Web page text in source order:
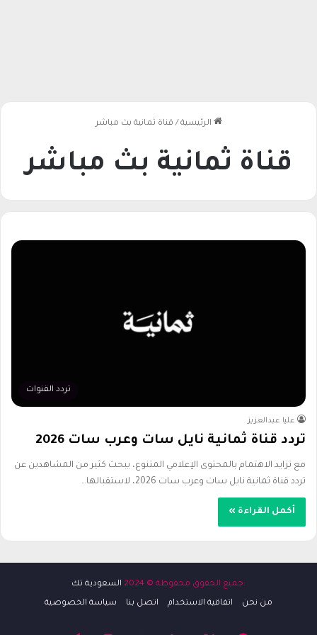
الرئيسية / قناة ثمانية بث مباشر
قناة ثمانية بث مباشر
تردد القنوات
عليا عبدالعزيز
تردد قناة ثمانية نايل سات وعرب سات 2026
مع تزايد الاهتمام بالمحتوى الإعلامي المتنوع، يبحث كثير من المشاهدين عن
تردد قناة ثمانية نايل سات وعرب سات 2026، لاستقبالها…
أكمل القراءة »
:جميع الحقوق محفوظة © 2024 السعودية تك
من نحن اتفاقية الاستخدام اتصل بنا سياسة الخصوصية